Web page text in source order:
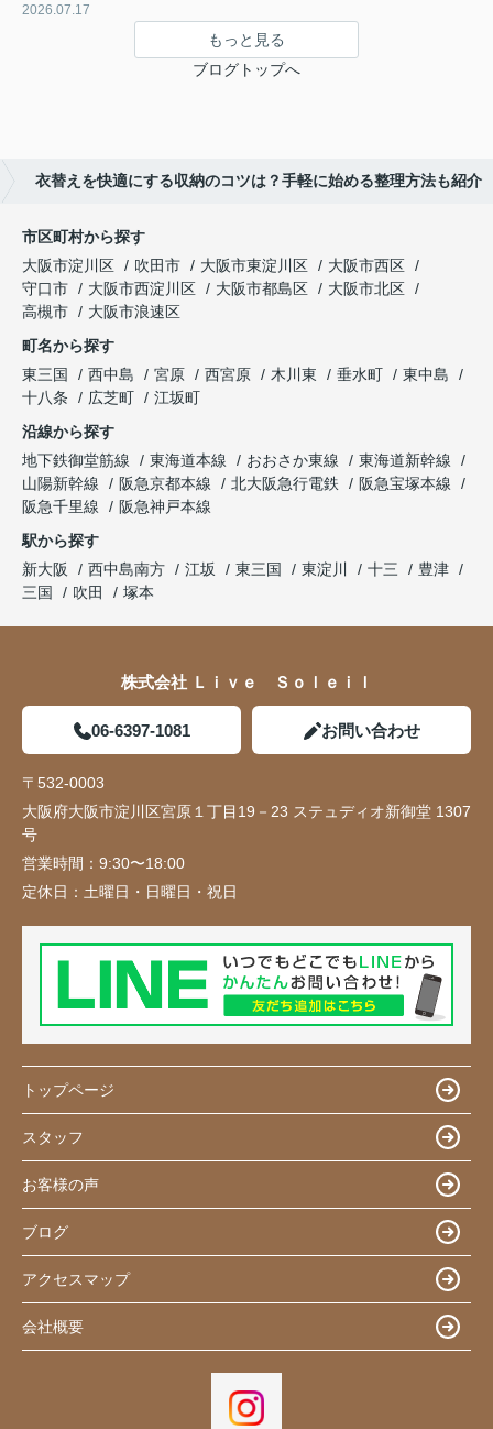
2026.07.17
もっと見る
ブログトップへ
衣替えを快適にする収納のコツは？手軽に始める整理方法も紹介
市区町村から探す
大阪市淀川区
吹田市 大阪市東淀川区
大阪市西区
守口市
大阪市西淀川区 大阪市都島区
大阪市北区
高槻市
大阪市浪速区
町名から探す
東三国
西中島 宮原 西宮原 木川東 垂水町
東中島
十八条
広芝町
江坂町
沿線から探す
地下鉄御堂筋線
東海道本線 おおさか東線
東海道新幹線
山陽新幹線
阪急京都本線 北大阪急行電鉄
阪急宝塚本線
阪急千里線
阪急神戸本線
駅から探す
新大阪
西中島南方 江坂 東三国 東淀川 十三
豊津
三国
吹田 塚本
株式会社 Ｌｉｖｅ Ｓｏｌｅｉｌ
06-6397-1081 お問い合わせ
〒532-0003
大阪府大阪市淀川区宮原１丁目19－23 ステュディオ新御堂 1307
号
営業時間： 9:30〜18:00
定休日： 土曜日・日曜日・祝日
トップページ
スタッフ
お客様の声
ブログ
アクセスマップ
会社概要